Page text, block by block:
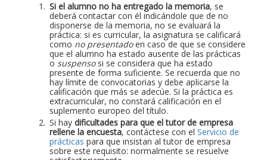
Si el alumno no ha entregado la memoria, se
deberá contactar con él indicándole que de no
disponerse de la memoria, no se evaluará la
práctica: si es curricular, la asignatura se calificará
como no presentadoen caso de que se considere
que el alumno ha estado ausente de las prácticas
o suspensosi se considera que ha estado
presente de forma suficiente. Se recuerda que no
hay límite de convocatorias y debe aplicarse la
calificación que más se adecúe. Si la práctica es
extracurricular, no constará calificación en el
suplemento europeo del título.
Si hay dificultades para que el tutor de empresa
rellene la encuesta, contáctese con el Servicio de
prácticas para que insistan al tutor de empresa
sobre este requisito: normalmente se resuelve